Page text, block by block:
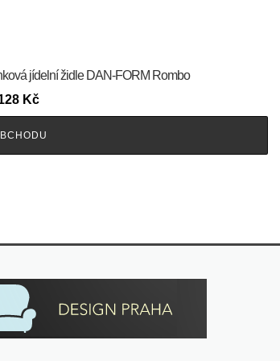
jídelní židle DAN-FORM Rombo
Kč